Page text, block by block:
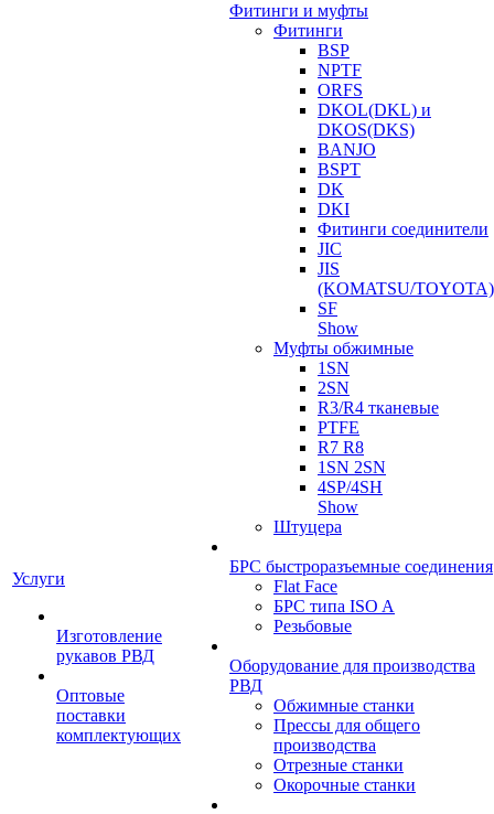
Услуги
Изготовление
рукавов РВД
Оптовые
поставки
комплектующих
Фитинги и муфты
Фитинги
BSP
NPTF
ORFS
DKOL(DKL) и
DKOS(DKS)
BANJO
BSPT
DK
DKI
Фитинги соединители
JIC
JIS
(KOMATSU/TOYOTA)
SF
Show
Муфты обжимные
1SN
2SN
R3/R4 тканевые
PTFE
R7 R8
1SN 2SN
4SP/4SH
Show
Штуцера
БРС быстроразъемные соединения
Flat Face
БРС типа ISO A
Резьбовые
Оборудование для производства
РВД
Обжимные станки
Прессы для общего
производства
Отрезные станки
Окорочные станки